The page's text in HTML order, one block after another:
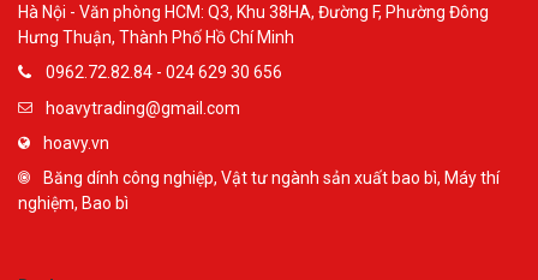
Hà Nội - Văn phòng HCM: Q3, Khu 38HA, Đường F, Phường Đông
Hưng Thuận, Thành Phố Hồ Chí Minh
0962.72.82.84 - 024 629 30 656
hoavytrading@gmail.com
hoavy.vn
Băng dính công nghiệp, Vật tư ngành sản xuất bao bì, Máy thí
nghiệm, Bao bì